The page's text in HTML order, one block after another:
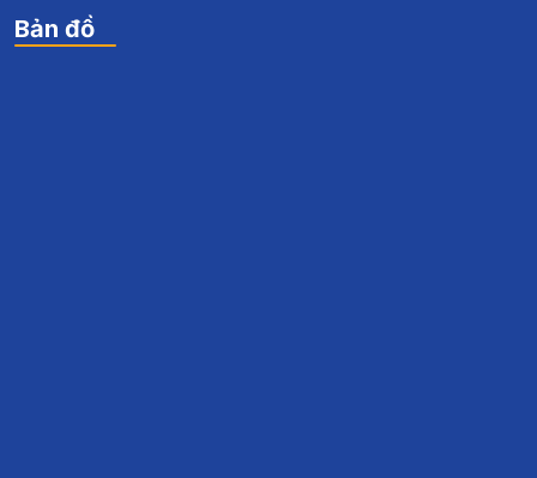
Bản đồ